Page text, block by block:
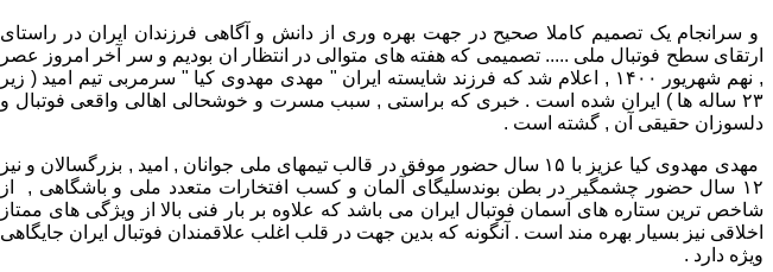
و سرانجام یک تصمیم کاملا صحیح در جهت بهره وری از دانش و آگاهی فرزندان ایران در راستای
ارتقای سطح فوتبال ملی ..... تصمیمی که هفته های متوالی در انتظار ان بودیم و سر آخر امروز عصر
, نهم شهریور ۱۴۰۰ , اعلام شد که فرزند شایسته ایران " مهدی مهدوی کیا " سرمربی تیم امید ( زیر
۲۳ ساله ها ) ایران شده است . خبری که براستی , سبب مسرت و خوشحالی اهالی واقعی فوتبال و
دلسوزان حقیقی آن , گشته است .
مهدی مهدوی کیا عزیز با ۱۵ سال حضور موفق در قالب تیمهای ملی جوانان , امید , بزرگسالان و نیز
۱۲ سال حضور چشمگیر در بطن بوندسلیگای آلمان و کسب افتخارات متعدد ملی و باشگاهی , از
شاخص ترین ستاره های آسمان فوتبال ایران می باشد که علاوه بر بار فنی بالا از ویژگی های ممتاز
اخلاقی نیز بسیار بهره مند است . آنگونه که بدین جهت در قلب اغلب علاقمندان فوتبال ایران جایگاهی
ویژه دارد .